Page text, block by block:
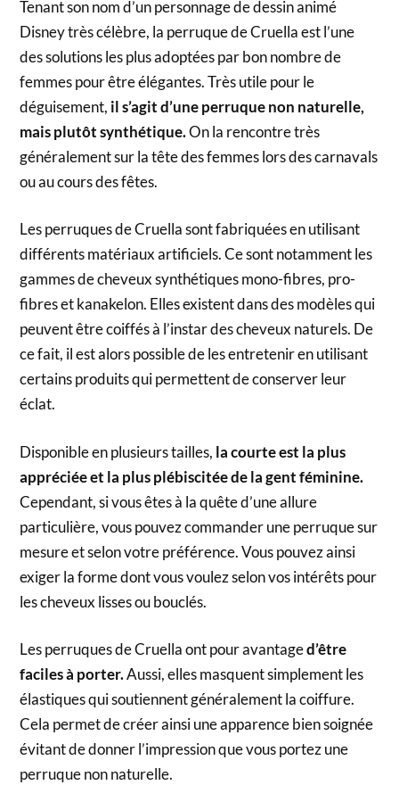
Tenant son nom d’un personnage de dessin animé
Disney très célèbre, la perruque de Cruella est l’une
des solutions les plus adoptées par bon nombre de
femmes pour être élégantes. Très utile pour le
déguisement, il s’agit d’une perruque non naturelle,
mais plutôt synthétique.On la rencontre très
généralement sur la tête des femmes lors des carnavals
ou au cours des fêtes.
Les perruques de Cruella sont fabriquées en utilisant
différents matériaux artificiels. Ce sont notamment les
gammes de cheveux synthétiques mono-fibres, pro-
fibres et kanakelon. Elles existent dans des modèles qui
peuvent être coiffés à l’instar des cheveux naturels. De
ce fait, il est alors possible de les entretenir en utilisant
certains produits qui permettent de conserver leur
éclat.
Disponible en plusieurs tailles, la courte est la plus
appréciée et la plus plébiscitée de la gent féminine.
Cependant, si vous êtes à la quête d’une allure
particulière, vous pouvez commander une perruque sur
mesure et selon votre préférence. Vous pouvez ainsi
exiger la forme dont vous voulez selon vos intérêts pour
les cheveux lisses ou bouclés.
Les perruques de Cruella ont pour avantaged’être
faciles à porter.Aussi, elles masquent simplement les
élastiques qui soutiennent généralement la coiffure.
Cela permet de créer ainsi une apparence bien soignée
évitant de donner l’impression que vous portez une
perruque non naturelle.